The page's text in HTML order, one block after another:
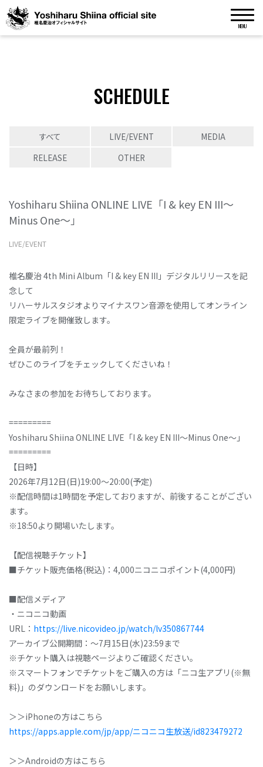
MENU
SCHEDULE
すべて LIVE/EVENT
MEDIA
RELEASE
OTHER
Yoshiharu Shiina ONLINE LIVE「I & key EN III〜
Minus One〜」
LIVE/EVENT
椎名慶治 4th Mini Album「I & key EN III」デジタルリリースを記
念して
リハーサルスタジオよりマイナスワン音源を使用してオンライン
限定ライブを開催致します。
全員が最前列！
ぜひこのライブをチェックしてくださいね！
みなさまの参加をお待ちしております。
=========
Yoshiharu Shiina ONLINE LIVE「I & key EN III〜Minus One〜」
=========
【日時】
2026年7月12日(日)19:00～20:00(予定)
※配信時間は1時間を予定しておりますが、前後することがござい
ます。
※18:50より開場いたします。
【配信視聴チケット】
■チケット販売価格(税込)：4,000ニコニコポイント(4,000円)
■配信メディア
・ニコニコ動画
URL： https://live.nicovideo.jp/watch/lv350867744
アーカイブ公開期間：～7月15日(水)23:59まで
※チケット購入は視聴ページよりご確認ください。
※スマートフォンでチケットをご購入の方は「ニコ生アプリ(※無
料)」のダウンロードをお願いします。
＞＞iPhoneの方はこちら
https://apps.apple.com/jp/app/ニコニコ生放送/id823479272
＞＞Androidの方はこちら